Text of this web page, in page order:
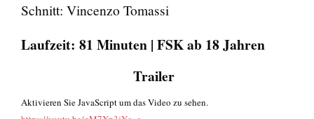
Schnitt: Vincenzo Tomassi
Laufzeit: 81 Minuten | FSK ab 18 Jahren
Trailer
Aktivieren Sie JavaScript um das Video zu sehen.